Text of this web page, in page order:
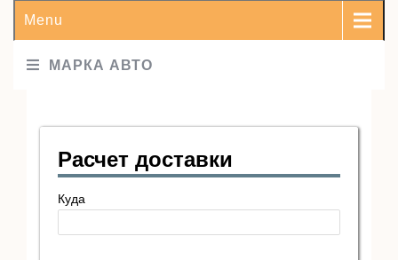
Menu
МАРКА АВТО
Расчет доставки
Куда